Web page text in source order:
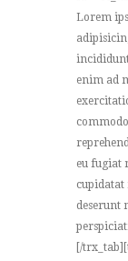
Lorem
enim ad
eu fugiat
deserunt
[/